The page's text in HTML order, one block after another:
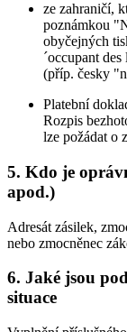
ze zahraničí,
poznámkou
obyčejných
´occupant
(příp. česky
Platební
Rozpis
lze požádat o
5. Kdo je
apod.)
Adresát zásilek,
nebo zmocněnec
6. Jaké jsou
situace